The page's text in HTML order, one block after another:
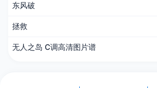
东风破
拯救
无人之岛 C调高清图片谱